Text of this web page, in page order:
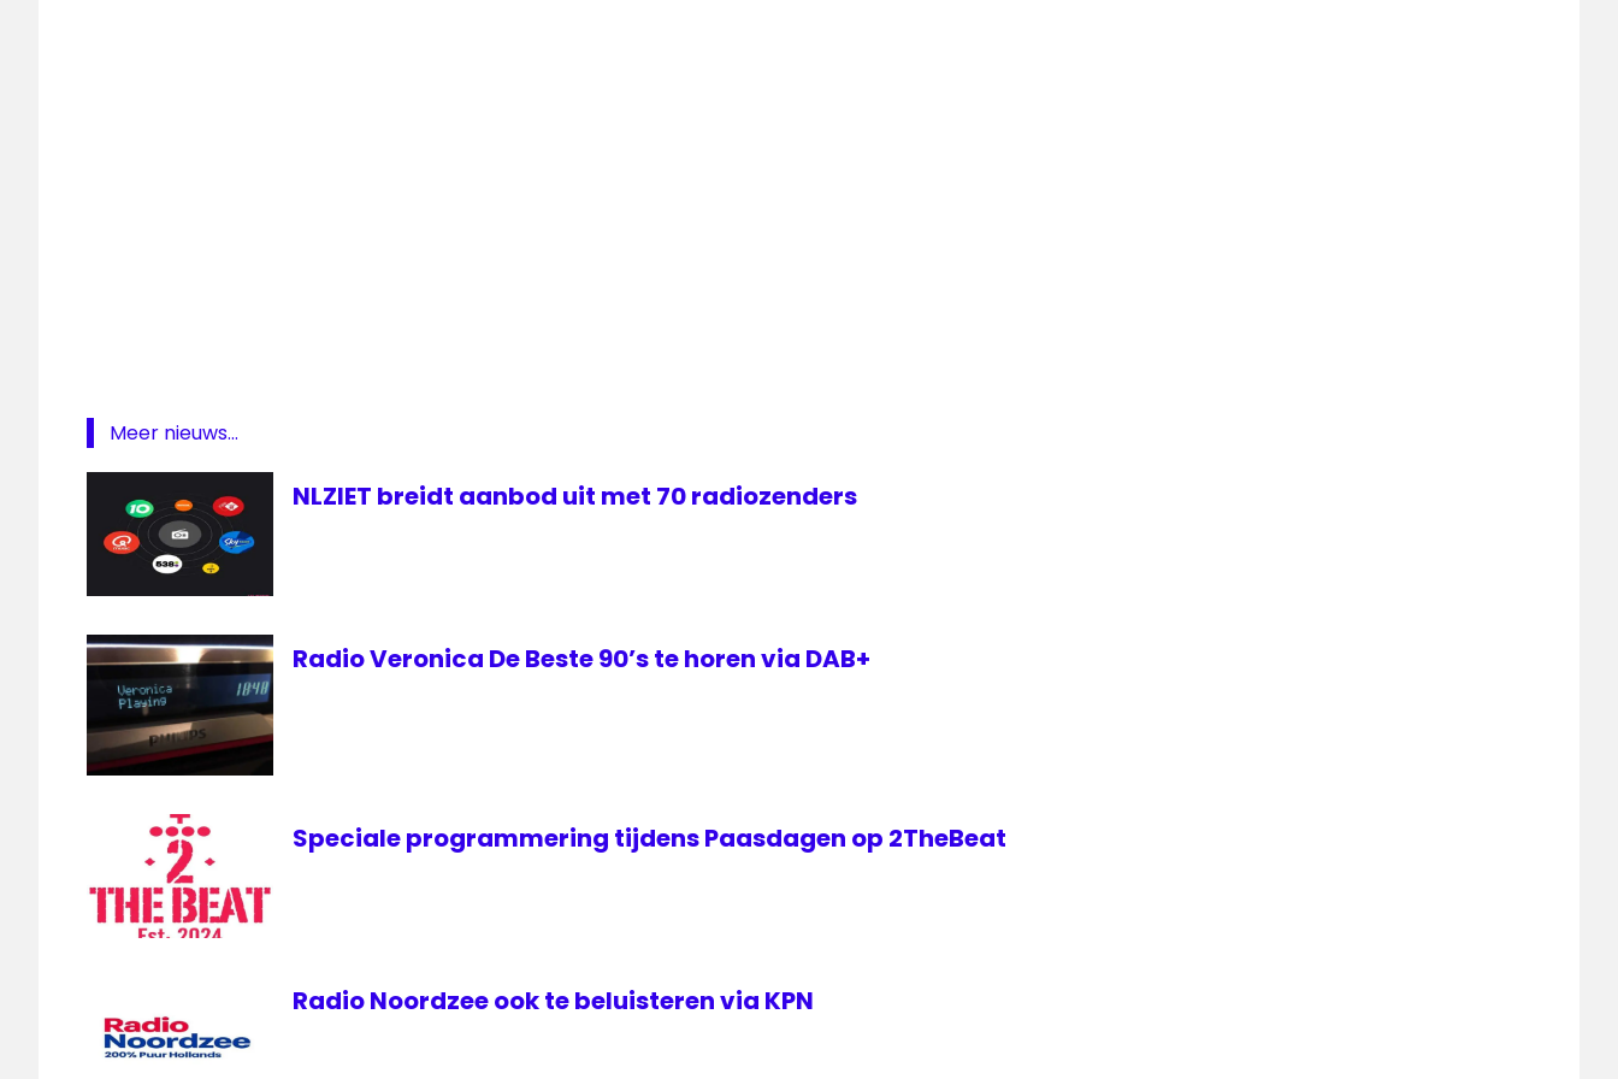
regionale
Meer nieuws...
NLZIET breidt aanbod uit met 70 radiozenders
Radio Veronica De Beste 90’s te horen via DAB+
Speciale programmering tijdens Paasdagen op 2TheBeat
Radio Noordzee ook te beluisteren via KPN